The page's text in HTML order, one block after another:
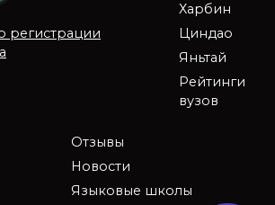
регистрации
Харбин
Циндао
Яньтай
Рейтинги
вузов
Отзывы
Новости
Языковые школы